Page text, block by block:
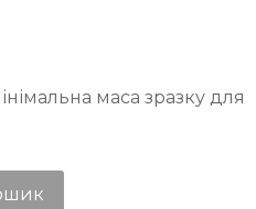
маса зразку для